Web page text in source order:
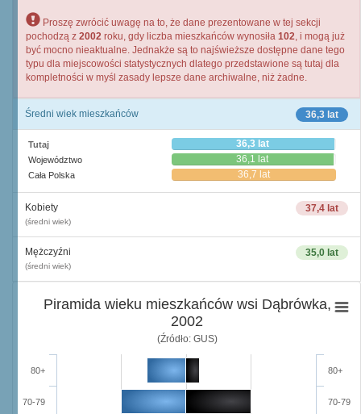
Proszę zwrócić uwagę na to, że dane prezentowane w tej sekcji
pochodzą z 2002 roku, gdy liczba mieszkańców wynosiła 102, i mogą już
być mocno nieaktualne. Jednakże są to najświeższe dostępne dane tego
typu dla miejscowości statystycznych dlatego przedstawione są tutaj dla
kompletności w myśl zasady lepsze dane archiwalne, niż żadne.
36,3 lat
Średni wiek mieszkańców
Tutaj 36,3 lat
Województwo 36,1 lat
Cała Polska 36,7 lat
37,4 lat
Kobiety
(średni wiek)
35,0 lat
Mężczyźni
(średni wiek)
Piramida wieku mieszkańców wsi Dąbrówka,
2002
(Źródło: GUS)
70-79
80+
70-79
80+